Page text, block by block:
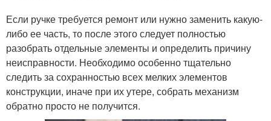
Если ручке требуется ремонт или нужно заменить какую-
либо ее часть, то после этого следует полностью
разобрать отдельные элементы и определить причину
неисправности. Необходимо особенно тщательно
следить за сохранностью всех мелких элементов
конструкции, иначе при их утере, собрать механизм
обратно просто не получится.